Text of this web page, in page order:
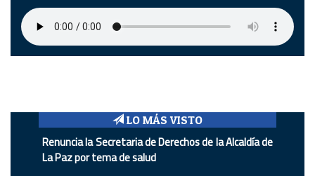
LO MÁS VISTO
Renuncia la Secretaria de Derechos de la Alcaldía de
La Paz por tema de salud